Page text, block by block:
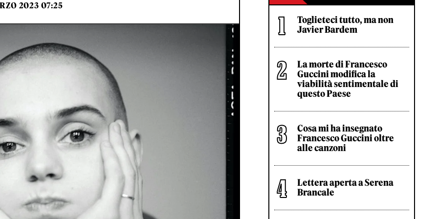
2023 07:25
Toglieteci tutto, ma non
Javier Bardem
La morte di Francesco
Guccini modifica la
viabilità sentimentale di
questo Paese
Cosa mi ha insegnato
Francesco Guccini oltre
alle canzoni
Lettera aperta a Serena
Brancale